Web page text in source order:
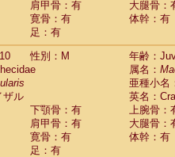
肩甲骨：有
大腿骨：
寛骨：有
体幹：有
足：有
性別：M
年齢：
属名：
亜種小名
ザル
英名：
下顎骨：有
上腕骨：
肩甲骨：有
大腿骨：
寛骨：有
体幹：有
足：有